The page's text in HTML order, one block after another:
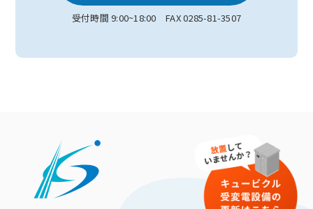
受付時間 9:00~18:00 FAX 0285-81-3507